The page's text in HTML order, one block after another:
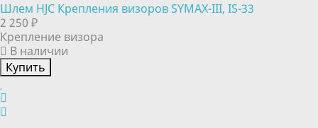
Шлем HJC Крепления визоров SYMAX-III, IS-33
2 250 ₽
Крепление визора
В наличии
Купить